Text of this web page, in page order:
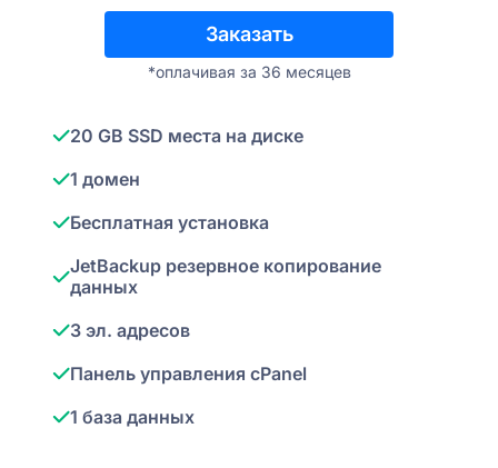
Заказать
*oплачивая за 36 месяцев
20 GB SSD места на диске
1 домен
Бесплатная установка
JetBackup резервное копирование
данных
3 эл. адресов
Панель управления cPanel
1 база данных